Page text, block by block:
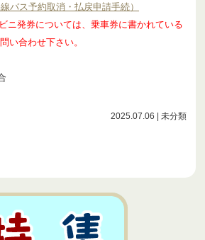
バス予約取消・払戻申請手続）
ニ発券については、乗車券に書かれている
い合わせ下さい。
2025.07.06 | 未分類